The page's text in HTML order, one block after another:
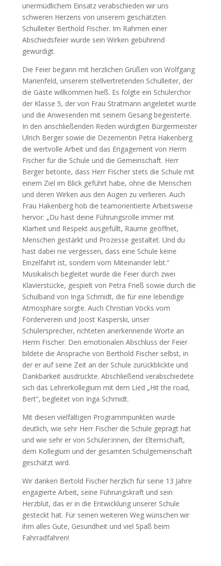
unermüdlichem Einsatz verabschieden wir uns
schweren Herzens von unserem geschätzten
Schulleiter Berthold Fischer. Im Rahmen einer
Abschiedsfeier wurde sein Wirken gebührend
gewürdigt.
Die Feier begann mit herzlichen Grüßen von Wolfgang
Marienfeld, unserem stellvertretenden Schulleiter, der
die Gäste willkommen hieß. Es folgte ein Schülerchor
der Klasse 5, der von Frau Stratmann angeleitet wurde
und die Anwesenden mit seinem Gesang begeisterte.
In den anschließenden Reden würdigten Bürgermeister
Ulrich Berger sowie die Dezernentin Petra Hakenberg
die wertvolle Arbeit und das Engagement von Herrn
Fischer für die Schule und die Gemeinschaft. Herr
Berger betonte, dass Herr Fischer stets die Schule mit
einem Ziel im Blick geführt habe, ohne die Menschen
und deren Wirken aus den Augen zu verlieren. Auch
Frau Hakenberg hob die teamorientierte Arbeitsweise
hervor: „Du hast deine Führungsrolle immer mit
Klarheit und Respekt ausgefüllt, Räume geöffnet,
Menschen gestärkt und Prozesse gestaltet. Und du
hast dabei nie vergessen, dass eine Schule keine
Einzelfahrt ist, sondern vom Miteinander lebt.“
Musikalisch begleitet wurde die Feier durch zwei
Klavierstücke, gespielt von Petra Frieß sowie durch die
Schulband von Inga Schmidt, die für eine lebendige
Atmosphäre sorgte. Auch Christian Vöcks vom
Förderverein und Joost Kasperski, unser
Schülersprecher, richteten anerkennende Worte an
Herrn Fischer. Den emotionalen Abschluss der Feier
bildete die Ansprache von Berthold Fischer selbst, in
der er auf seine Zeit an der Schule zurückblickte und
Dankbarkeit ausdrückte. Abschließend verabschiedete
sich das Lehrerkollegium mit dem Lied „Hit the road,
Bert“, begleitet von Inga Schmidt.
Mit diesen vielfältigen Programmpunkten wurde
deutlich, wie sehr Herr Fischer die Schule geprägt hat
und wie sehr er von Schüler:innen, der Elternschaft,
dem Kollegium und der gesamten Schulgemeinschaft
geschätzt wird.
Wir danken Bertold Fischer herzlich für seine 13 Jahre
engagierte Arbeit, seine Führungskraft und sein
Herzblut, das er in die Entwicklung unserer Schule
gesteckt hat. Für seinen weiteren Weg wünschen wir
ihm alles Gute, Gesundheit und viel Spaß beim
Fahrradfahren!